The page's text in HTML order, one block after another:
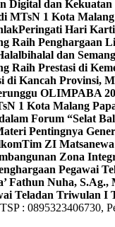
Digital dan
MTsN 1 Kota
Peringati Hari
Raih Penghargaan
dan
Raih Prestasi di
di Kancah Provinsi,
OLIMPABA
1 Kota Malang
Forum “Selat
Pentingnya
Tim ZI
Zona
Pegawai
Fathun Nuha, S.Ag.,
Teladan Triwulan I
: 0895323406730,